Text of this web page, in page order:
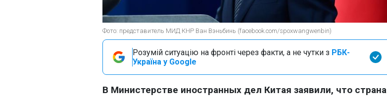
Фото: представитель МИД КНР Ван Вэньбинь (facebook.com/spoxwangwenbin)
Розумій ситуацію на фронті через факти, а не чутки з РБК-
Україна у Google
В Министерстве иностранных дел Китая заявили, что страна